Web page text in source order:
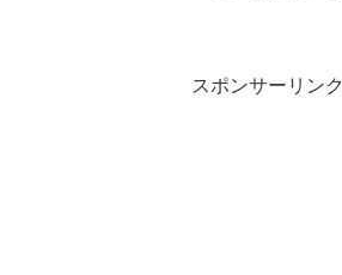
します。
スポンサーリンク